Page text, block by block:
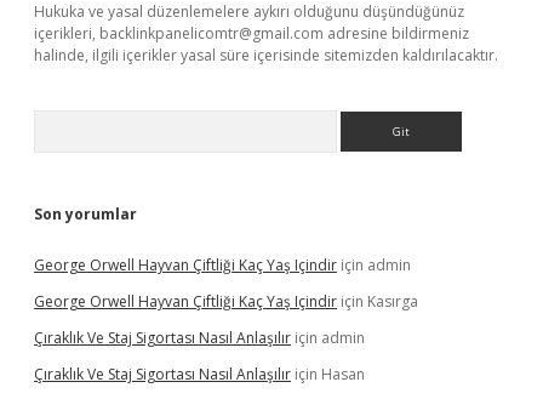
Hukuka ve yasal düzenlemelere aykırı olduğunu düşündüğünüz
içerikleri, backlinkpanelicomtr@gmail.com adresine bildirmeniz
halinde, ilgili içerikler yasal süre içerisinde sitemizden kaldırılacaktır.
Son yorumlar
George Orwell Hayvan Çiftliği Kaç Yaş Içindir için admin
George Orwell Hayvan Çiftliği Kaç Yaş Içindir için Kasırga
Çıraklık Ve Staj Sigortası Nasıl Anlaşılır için admin
Çıraklık Ve Staj Sigortası Nasıl Anlaşılır için Hasan